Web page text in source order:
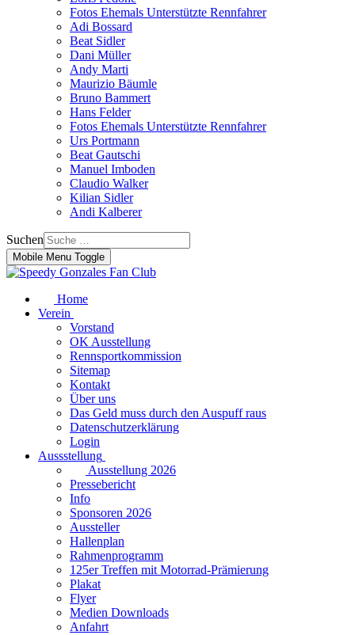
Fotos Ehemals Unterstützte Rennfahrer
Adi Bossard
Beat Sidler
Dani Müller
Andy Marti
Maurizio Bäumle
Bruno Bammert
Hans Felder
Fotos Ehemals Unterstützte Rennfahrer
Urs Portmann
Beat Gautschi
Manuel Imboden
Claudio Walker
Kilian Sidler
Andi Kalberer
Suchen
Mobile Menu Toggle
Home
Verein
Vorstand
OK Ausstellung
Rennsportkommission
Sitemap
Kontakt
Über uns
Das Geld muss durch den Auspuff raus
Datenschutzerklärung
Login
Aussstellung
Ausstellung 2026
Pressebericht
Info
Sponsoren 2026
Aussteller
Hallenplan
Rahmenprogramm
125er Treffen mit Motorrad-Prämierung
Plakat
Flyer
Medien Downloads
Anfahrt